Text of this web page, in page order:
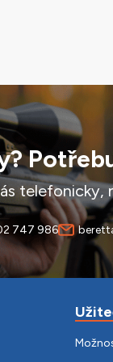
telefonicky,
747 986